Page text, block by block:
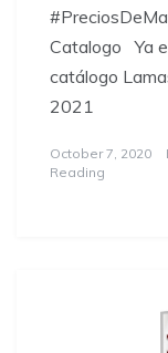
Catalogo Ya
catálogo
2021
October 7, 2020
Reading